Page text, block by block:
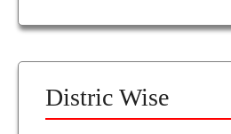
Distric Wise